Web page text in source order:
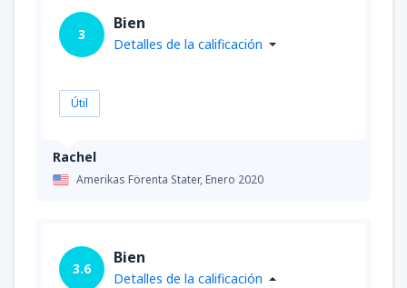
Rachel
Amerikas Förenta Stater,Enero 2020
3
Bien
Detalles de la calificación
Útil
3.6
Bien
Detalles de la calificación